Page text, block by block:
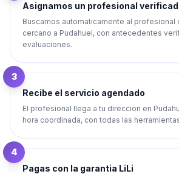
Asignamos un profesional
Buscamos automaticamente al profesional
cercano a Pudahuel, con antecedentes
evaluaciones.
3
Recibe el servicio agendado
El profesional llega a tu direccion en
hora coordinada, con todas las
4
Pagas con la garantia LiLi